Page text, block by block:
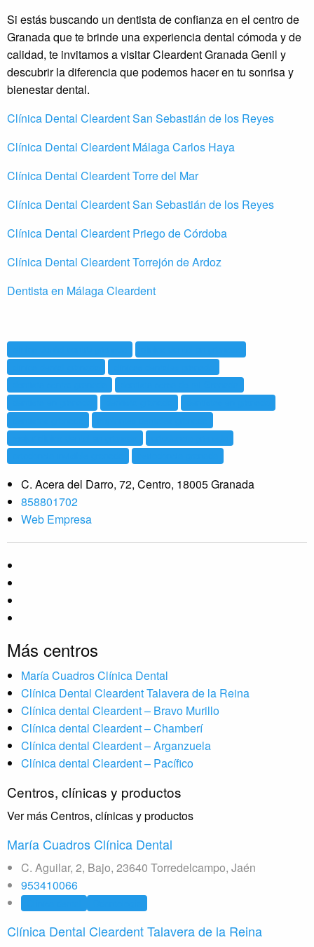
Si estás buscando un dentista de confianza en el centro de
Granada que te brinde una experiencia dental cómoda y de
calidad, te invitamos a visitar Cleardent Granada Genil y
descubrir la diferencia que podemos hacer en tu sonrisa y
bienestar dental.
Clínica Dental Cleardent San Sebastián de los Reyes
Clínica Dental Cleardent Málaga Carlos Haya
Clínica Dental Cleardent Torre del Mar
Clínica Dental Cleardent San Sebastián de los Reyes
Clínica Dental Cleardent Priego de Córdoba
Clínica Dental Cleardent Torrejón de Ardoz
Dentista en Málaga Cleardent
C. Acera del Darro, 72, Centro, 18005 Granada
858801702
Web Empresa
Más centros
María Cuadros Clínica Dental
Clínica Dental Cleardent Talavera de la Reina
Clínica dental Cleardent – Bravo Murillo
Clínica dental Cleardent – Chamberí
Clínica dental Cleardent – Arganzuela
Clínica dental Cleardent – Pacífico
Centros, clínicas y productos
Ver más Centros, clínicas y productos
María Cuadros Clínica Dental
C. Aguilar, 2, Bajo, 23640 Torredelcampo, Jaén
953410066
Clínica Dental Cleardent Talavera de la Reina